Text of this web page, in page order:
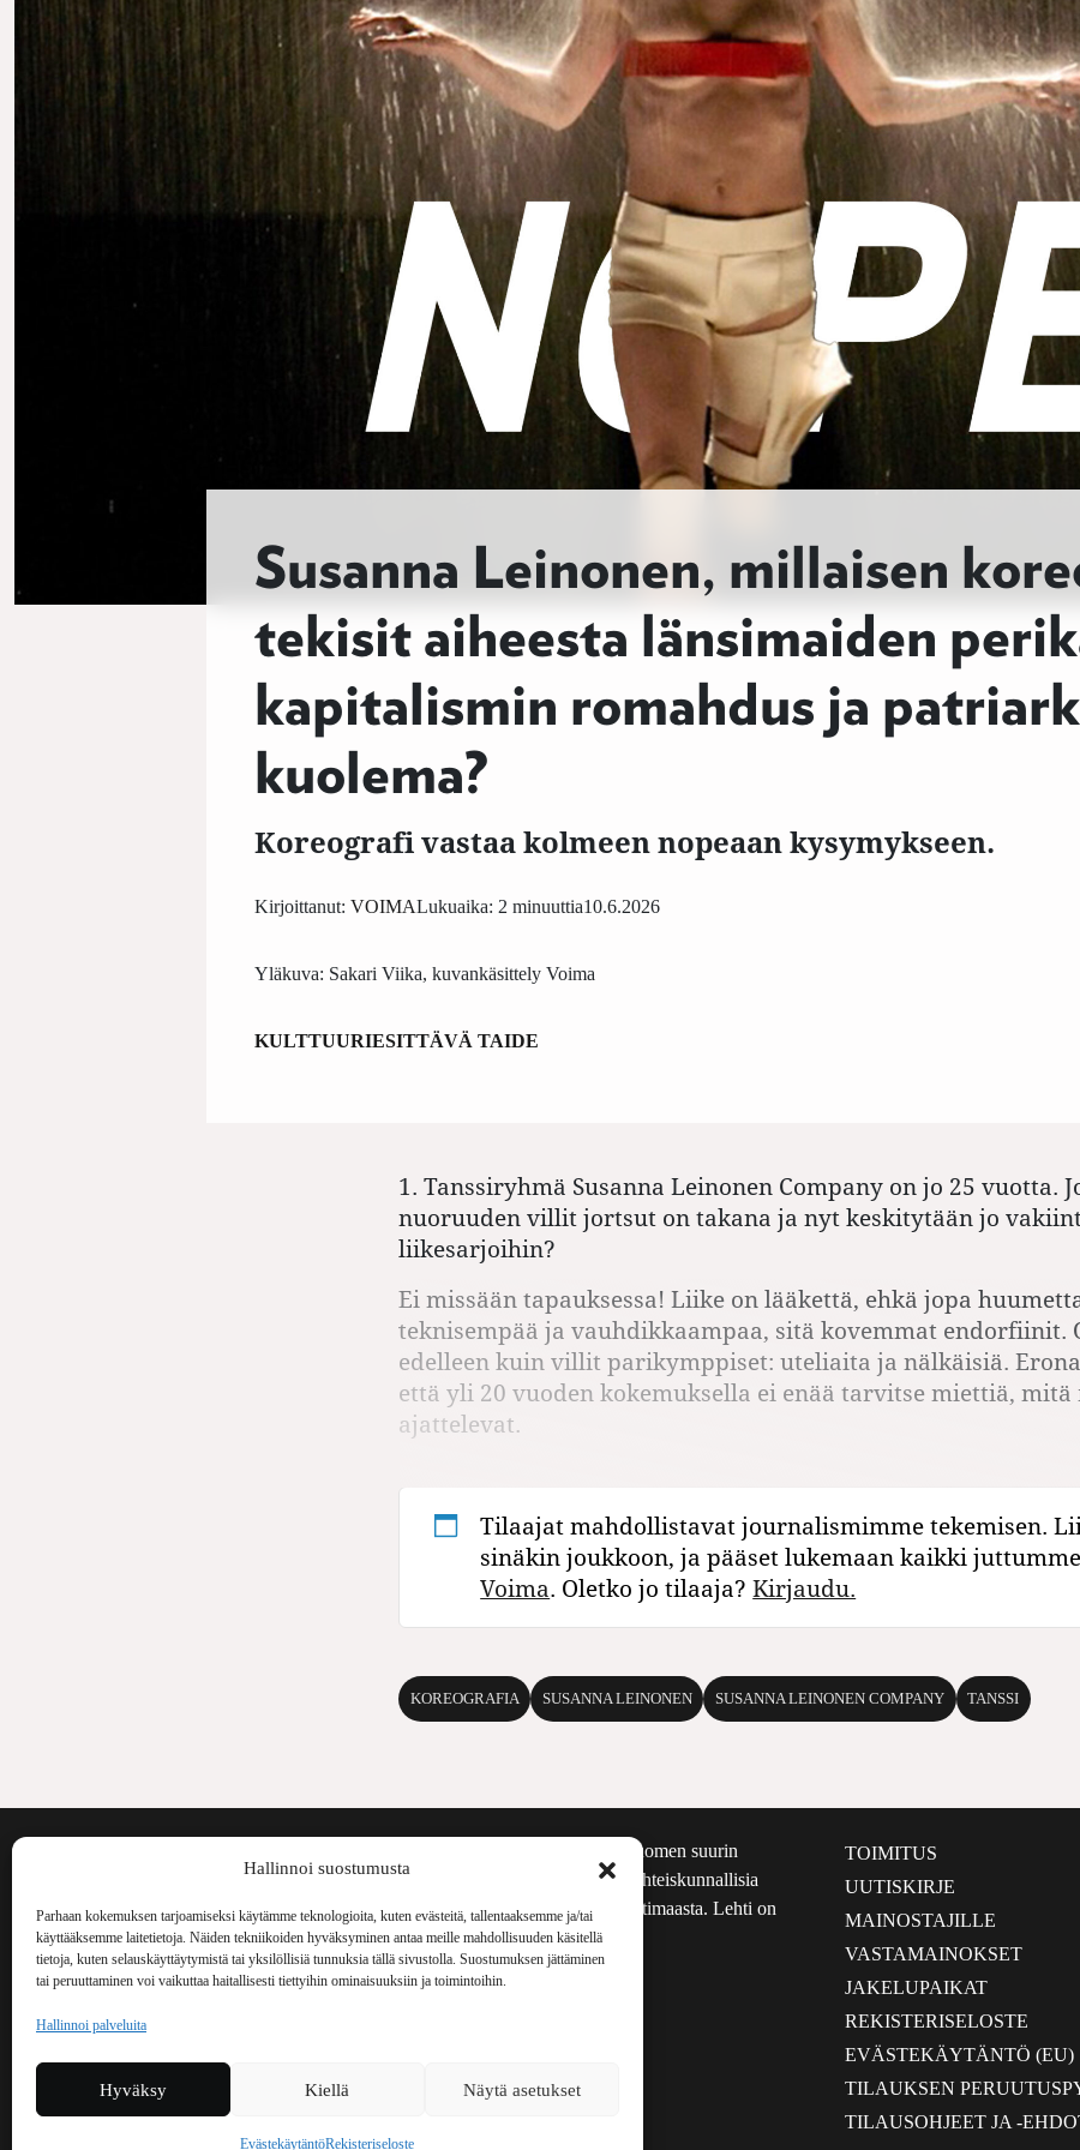
Hallinnoi suostumusta
Parhaan kokemuksen tarjoamiseksi käytämme teknologioita, kuten evästeitä, tallentaaksemme ja/tai
käyttääksemme laitetietoja. Näiden tekniikoiden hyväksyminen antaa meille mahdollisuuden käsitellä
tietoja, kuten selauskäyttäytymistä tai yksilöllisiä tunnuksia tällä sivustolla. Suostumuksen jättäminen
tai peruuttaminen voi vaikuttaa haitallisesti tiettyihin ominaisuuksiin ja toimintoihin.
Hallinnoi palveluita
Hyväksy Kiellä Näytä asetukset
EvästekäytäntöRekisteriseloste
Susanna Leinonen, millaisen
tekisit aiheesta länsimaiden
kapitalismin romahdus ja
kuolema?
Koreografi vastaa kolmeen nopeaan kysymykseen.
10.6.2026
Kirjoittanut: VOIMALukuaika: 2 minuuttia
Yläkuva: Sakari Viika, kuvankäsittely Voima
KULTTUURIESITTÄVÄ TAIDE
1. Tanssiryhmä Susanna Leinonen Company on jo 25 vuotta.
nuoruuden villit jortsut on takana ja nyt keskitytään jo
liikesarjoihin?
Ei missään tapauksessa! Liike on lääkettä, ehkä jopa
teknisempää ja vauhdikkaampaa, sitä kovemmat endorfiinit.
edelleen kuin villit parikymppiset: uteliaita ja nälkäisiä.
että yli 20 vuoden kokemuksella ei enää tarvitse miettiä,
ajattelevat.
Tilaajat mahdollistavat journalismimme tekemisen.
sinäkin joukkoon, ja pääset lukemaan kaikki
Voima. Oletko jo tilaaja?Kirjaudu.
KOREOGRAFIA SUSANNA LEINONEN SUSANNA LEINONEN COMPANY TANSSI
Voima Kustannus
Vellamonkatu 30 B 3 krs.
00550 Helsinki
044 238 5109
Voima on painosmäärältään Suomen suurin
kulttuurilehti. Se nostaa esiin yhteiskunnallisia
aiheita niin maailmalta kuin kotimaasta. Lehti on
ilmestynyt vuodesta 1999.
TOIMITUS
UUTISKIRJE
MAINOSTAJILLE
VASTAMAINOKSET
JAKELUPAIKAT
REKISTERISELOSTE
EVÄSTEKÄYTÄNTÖ (EU)
TILAUKSEN
TILAUSOHJEET JA -